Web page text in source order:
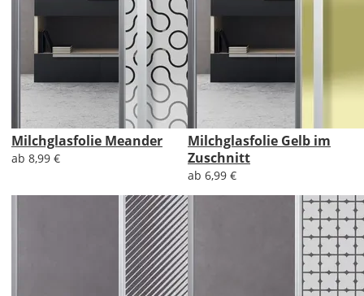
Milchglasfolie Meander
ab 8,99 €
Milchglasfolie Gelb im
Zuschnitt
ab 6,99 €